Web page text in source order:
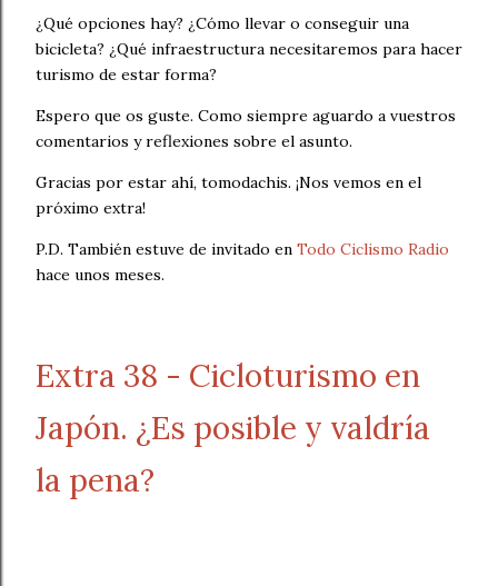
¿Qué opciones hay? ¿Cómo llevar o conseguir una
bicicleta? ¿Qué infraestructura necesitaremos para hacer
turismo de estar forma?
Espero que os guste. Como siempre aguardo a vuestros
comentarios y reflexiones sobre el asunto.
Gracias por estar ahí, tomodachis. ¡Nos vemos en el
próximo extra!
P.D. También estuve de invitado en Todo Ciclismo Radio
hace unos meses.
Extra 38 - Cicloturismo en
Japón. ¿Es posible y valdría
la pena?